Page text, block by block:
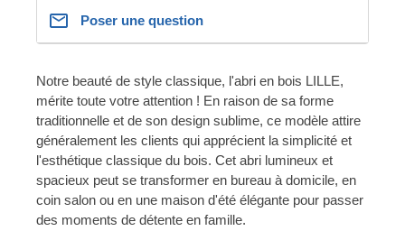
Poser une question
Notre beauté de style classique, l'abri en bois LILLE,
mérite toute votre attention ! En raison de sa forme
traditionnelle et de son design sublime, ce modèle attire
généralement les clients qui apprécient la simplicité et
l'esthétique classique du bois. Cet abri lumineux et
spacieux peut se transformer en bureau à domicile, en
coin salon ou en une maison d'été élégante pour passer
des moments de détente en famille.